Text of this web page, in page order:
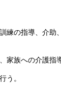
練の指導、介助
家族への介護指
う。